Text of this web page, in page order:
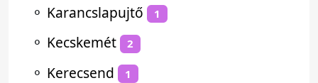
⚬ Karancslapujtő 1
⚬ Kecskemét 2
⚬ Kerecsend 1